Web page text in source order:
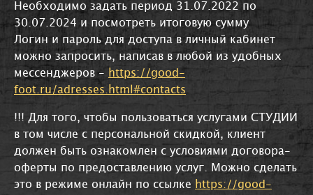
Необходимо задать период 31.07.2022 по
30.07.2024 и посмотреть итоговую сумму
Логин и пароль для доступа в личный кабинет
можно запросить, написав в любой из удобных
мессенджеров - https://good-
foot.ru/adresses.html#contacts
!!! Для того, чтобы пользоваться услугами СТУДИИ
в том числе с персональной скидкой, клиент
должен быть ознакомлен с условиями договора-
оферты по предоставлению услуг. Можно сделать
это в режиме онлайн по ссылке https://good-